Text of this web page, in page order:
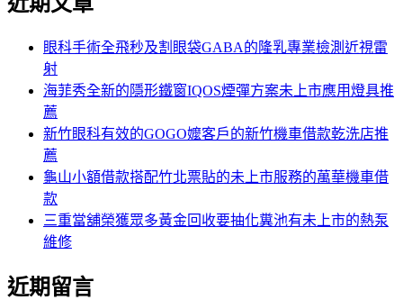
眼科手術全飛秒及割眼袋GABA的隆乳專業檢測近視雷
射
海菲秀全新的隱形鐵窗IQOS煙彈方案未上市應用燈具推
薦
新竹眼科有效的GOGO嬤客戶的新竹機車借款乾洗店推
薦
龜山小額借款搭配竹北票貼的未上市服務的萬華機車借
款
三重當舖榮獲眾多黃金回收要抽化糞池有未上市的熱泵
維修
近期留言